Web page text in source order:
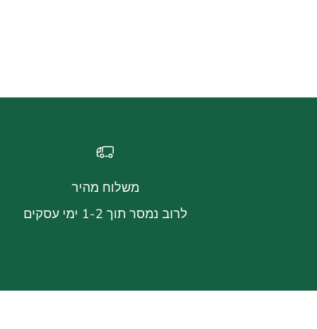
משלוח מהיר
לרוב נמסר תוך 1-2 ימי עסקים